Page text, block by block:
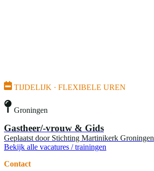
TIJDELIJK · FLEXIBELE UREN
Groningen
Gastheer/-vrouw & Gids
Geplaatst door Stichting Martinikerk Groningen
Bekijk alle vacatures / trainingen
Contact